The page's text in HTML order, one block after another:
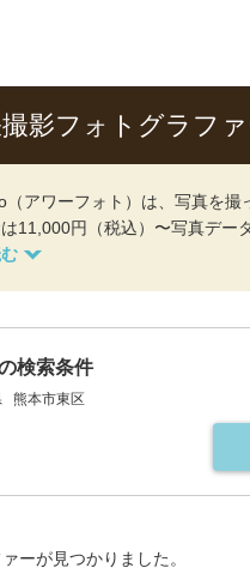
影フォトグラフ
（アワーフォト）は、写真を撮
11,000円（税込）〜写真デー
検索条件
熊本市東区
ーが見つかりました。